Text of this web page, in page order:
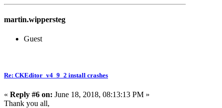
martin.wippersteg
Guest
Re: CKEditor_v4_9_2 install crashes
« Reply #6 on: June 18, 2018, 08:13:13 PM »
Thank you all,